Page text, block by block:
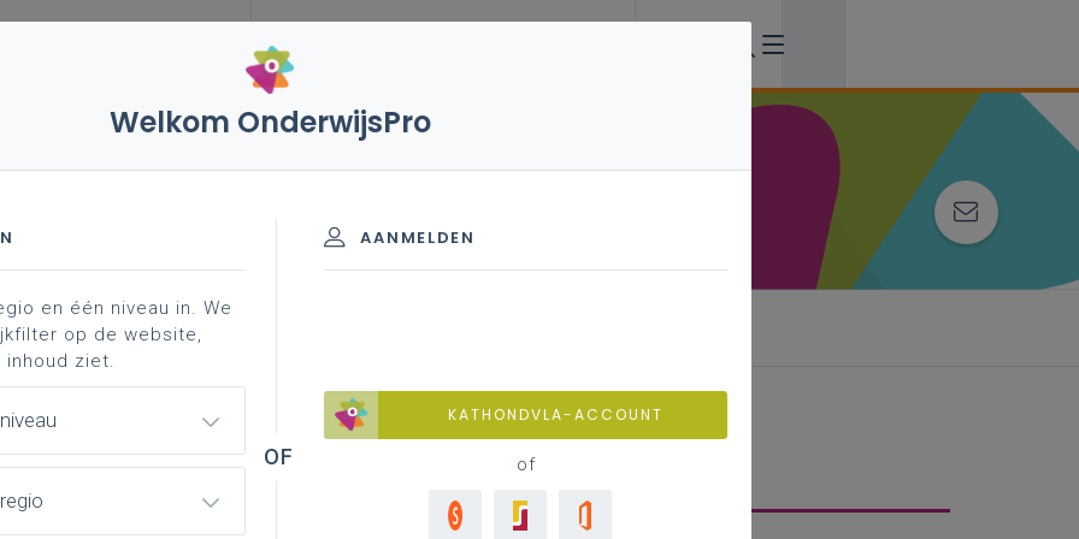
vakken en leerplannen 7de leerjaar
- 7de leerjaar
achtergrond
het leerplan
Welkom OnderwijsPro
AANMELDEN
KATHONDVLA-ACCOUNT
of
en één niveau in. We
op de website,
ziet.